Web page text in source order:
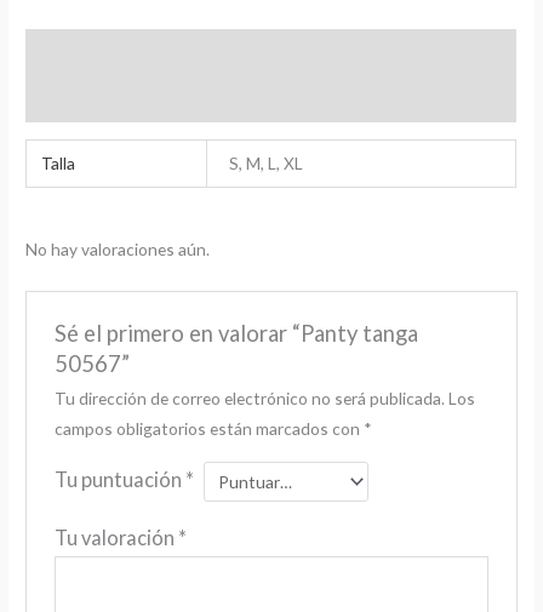
Talla S, M, L, XL
No hay valoraciones aún.
Sé el primero en valorar “Panty tanga
50567”
Tu dirección de correo electrónico no será publicada. Los
campos obligatorios están marcados con *
Tu puntuación *
Tu valoración *